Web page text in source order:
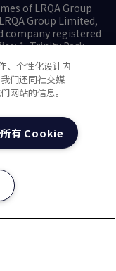
of LRQA Group
Group Limited,
company registered
1, Trinity Park,
2025 LRQA Group
、个性化设计内
们还同社交媒
网站的信息。
有 Cookie